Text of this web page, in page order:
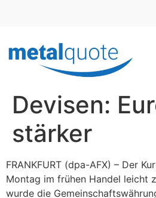
Devisen:
stärker
FRANKFURT (dpa-AFX) – Der
Montag im frühen Handel leicht
wurde die